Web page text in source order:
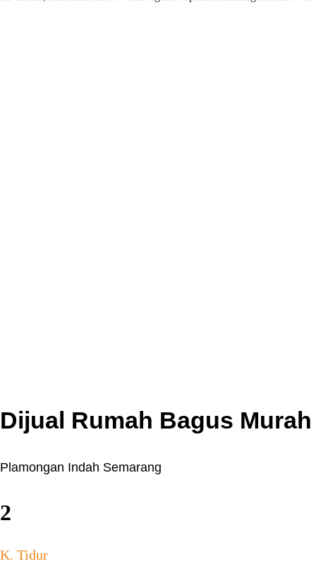
Dijual Rumah Bagus
Plamongan Indah Semarang
2
K. Tidur